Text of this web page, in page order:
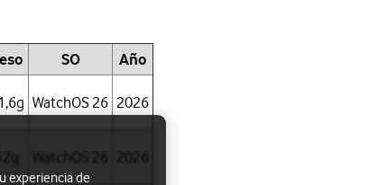
SO
Año
WatchOS 26 2026
WatchOS 26
experiencia de